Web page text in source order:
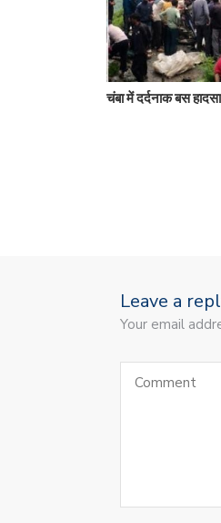
चंबा में दर्दनाक बस
Leave a
Your email